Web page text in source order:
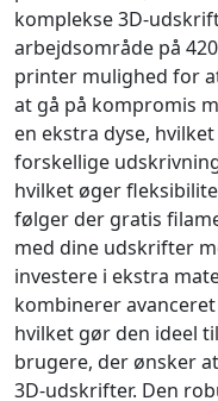
komplekse 3D-
arbejdsområde på
printer mulighed for
at gå på kompromis
en ekstra dyse,
forskellige
hvilket øger
følger der gratis
med dine udskrifter
investere i ekstra
kombinerer
hvilket gør den ideel
brugere, der ønsker
3D-udskrifter. Den